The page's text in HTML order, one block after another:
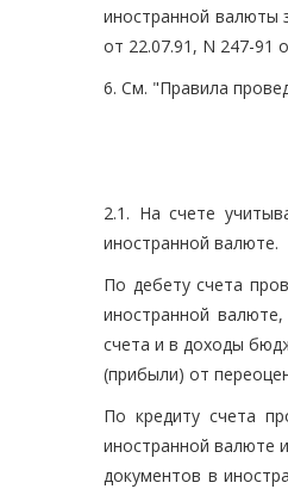
иностранной валюты
от 22.07.91, N 247-91
6. См. "Правила
2.1. На счете
иностранной валюте.
По дебету счета
иностранной
счета и в доходы
(прибыли) от
По кредиту счета
иностранной валюте
документов в